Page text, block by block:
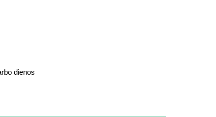
dienos
- Stainless steel